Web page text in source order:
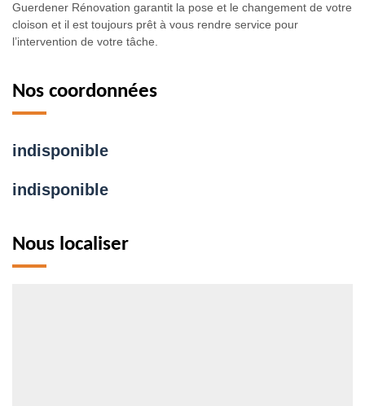
Guerdener Rénovation garantit la pose et le changement de votre
cloison et il est toujours prêt à vous rendre service pour
l’intervention de votre tâche.
Nos coordonnées
indisponible
indisponible
Nous localiser